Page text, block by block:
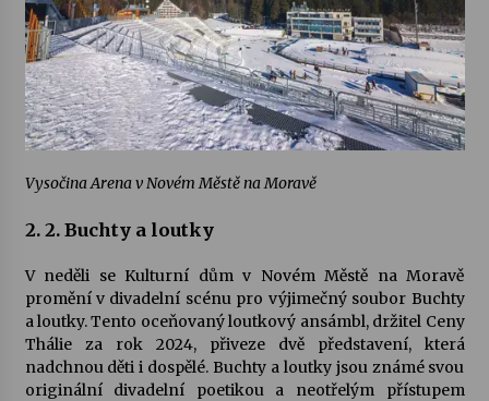
Vysočina Arena v Novém Městě na Moravě
2. 2. Buchty a loutky
V neděli se Kulturní dům v Novém Městě na Moravě
promění v divadelní scénu pro výjimečný soubor Buchty
a loutky. Tento oceňovaný loutkový ansámbl, držitel Ceny
Thálie za rok 2024, přiveze dvě představení, která
nadchnou děti i dospělé. Buchty a loutky jsou známé svou
originální divadelní poetikou a neotřelým přístupem